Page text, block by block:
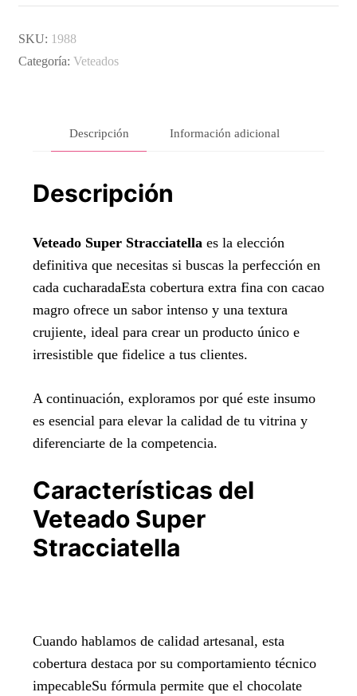
Super
Stracciatella
SKU: 1988
Categoría: Veteados
Descripción Información adicional
Descripción
Veteado Super Stracciatella es la elección
definitiva que necesitas si buscas la perfección en
cada cucharadaEsta cobertura extra fina con cacao
magro ofrece un sabor intenso y una textura
crujiente, ideal para crear un producto único e
irresistible que fidelice a tus clientes.
A continuación, exploramos por qué este insumo
es esencial para elevar la calidad de tu vitrina y
diferenciarte de la competencia.
Características del
Veteado Super
Stracciatella
Cuando hablamos de calidad artesanal, esta
cobertura destaca por su comportamiento técnico
impecableSu fórmula permite que el chocolate